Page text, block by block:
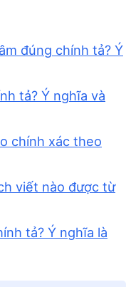
đúng chính tả? Ý
tả? Ý nghĩa và
chính xác theo
viết nào được từ
tả? Ý nghĩa là